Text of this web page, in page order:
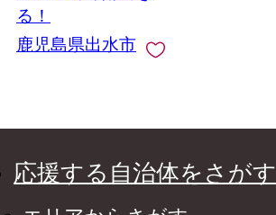
る！
鹿児島県出水市
応援する自治体をさがす